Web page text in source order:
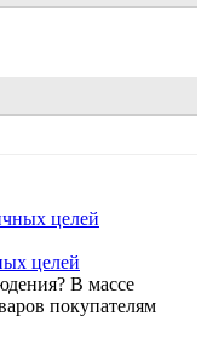
целей
В массе
покупателям